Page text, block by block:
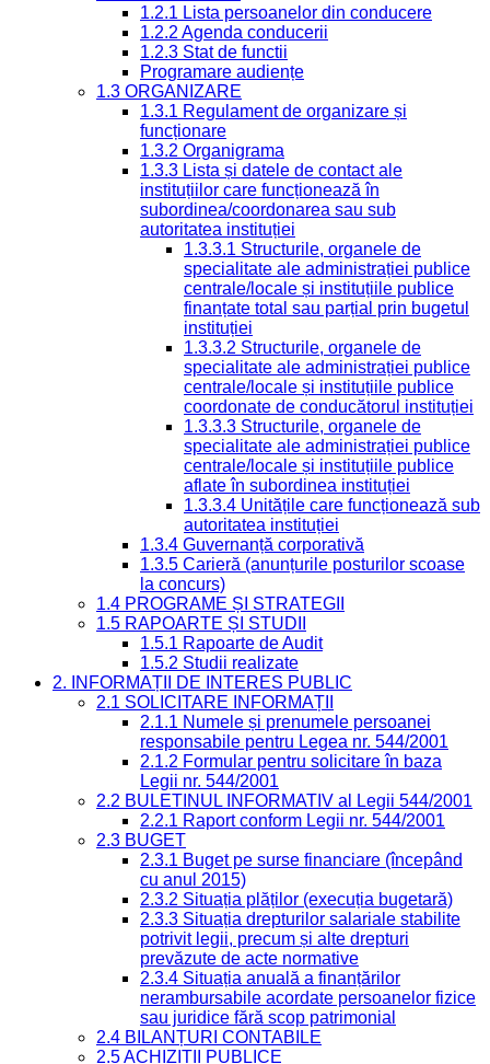
1.2.1 Lista persoanelor din conducere
1.2.2 Agenda conducerii
1.2.3 Stat de functii
Programare audiențe
1.3 ORGANIZARE
1.3.1 Regulament de organizare și
funcționare
1.3.2 Organigrama
1.3.3 Lista și datele de contact ale
instituțiilor care funcționează în
subordinea/coordonarea sau sub
autoritatea instituției
1.3.3.1 Structurile, organele de
specialitate ale administrației publice
centrale/locale și instituțiile publice
finanțate total sau parțial prin bugetul
instituției
1.3.3.2 Structurile, organele de
specialitate ale administrației publice
centrale/locale și instituțiile publice
coordonate de conducătorul instituției
1.3.3.3 Structurile, organele de
specialitate ale administrației publice
centrale/locale și instituțiile publice
aflate în subordinea instituției
1.3.3.4 Unitățile care funcționează sub
autoritatea instituției
1.3.4 Guvernanță corporativă
1.3.5 Carieră (anunțurile posturilor scoase
la concurs)
1.4 PROGRAME ȘI STRATEGII
1.5 RAPOARTE ȘI STUDII
1.5.1 Rapoarte de Audit
1.5.2 Studii realizate
2. INFORMAȚII DE INTERES PUBLIC
2.1 SOLICITARE INFORMAȚII
2.1.1 Numele și prenumele persoanei
responsabile pentru Legea nr. 544/2001
2.1.2 Formular pentru solicitare în baza
Legii nr. 544/2001
2.2 BULETINUL INFORMATIV al Legii 544/2001
2.2.1 Raport conform Legii nr. 544/2001
2.3 BUGET
2.3.1 Buget pe surse financiare (începând
cu anul 2015)
2.3.2 Situația plăților (execuția bugetară)
2.3.3 Situația drepturilor salariale stabilite
potrivit legii, precum și alte drepturi
prevăzute de acte normative
2.3.4 Situația anuală a finanțărilor
nerambursabile acordate persoanelor fizice
sau juridice fără scop patrimonial
2.4 BILANȚURI CONTABILE
2.5 ACHIZIȚII PUBLICE